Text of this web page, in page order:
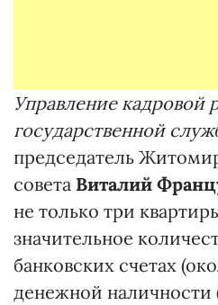
Управление кадровой
государственной
председатель
совета Виталий
не только три
значительное
банковских счетах
денежной наличности